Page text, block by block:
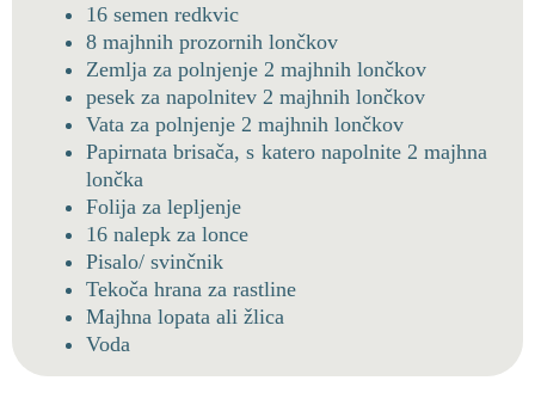
16 semen redkvic
8 majhnih prozornih lončkov
Zemlja za polnjenje 2 majhnih lončkov
pesek za napolnitev 2 majhnih lončkov
Vata za polnjenje 2 majhnih lončkov
Papirnata brisača, s katero napolnite 2 majhna
lončka
Folija za lepljenje
16 nalepk za lonce
Pisalo/ svinčnik
Tekoča hrana za rastline
Majhna lopata ali žlica
Voda